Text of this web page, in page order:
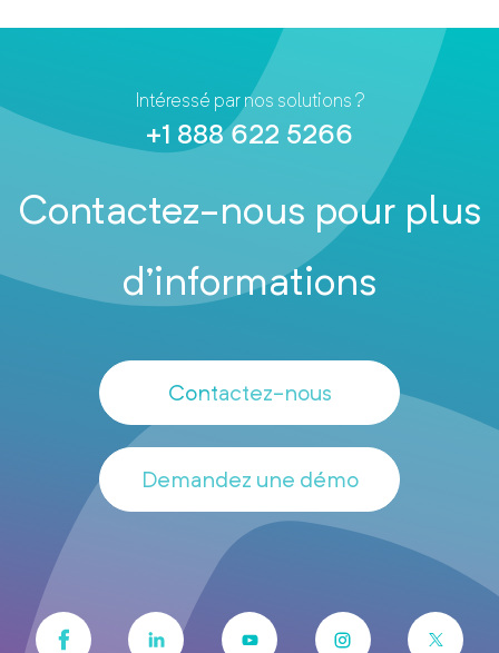
Intéressé par nos solutions ?
+1 888 622 5266
Contactez-nous pour plus
d’informations
Contactez-nous
Demandez une démo